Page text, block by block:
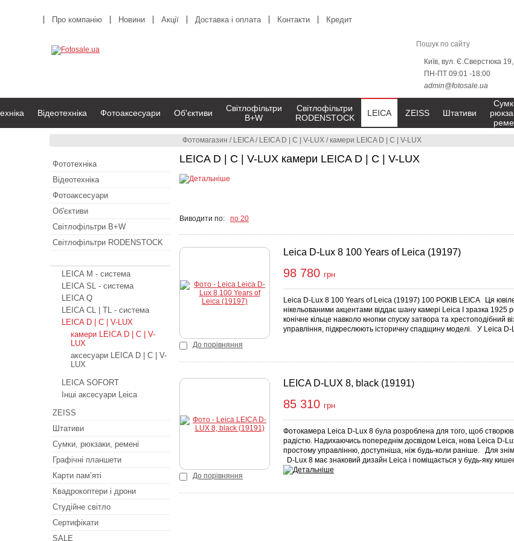
Фотомагазин / LEICA / LEICA D | C | V-LUX /камери LEICA D | C | V-LUX
LEICA D | C | V-LUX камери LEICA D | C | V-LUX
Виводити по: по 20
До порівняння
Leica D-Lux 8 100 Years of Leica (19197)
98 780 грн
Leica D-Lux 8 100 Years of Leica (19197) 100 РОКІВ LEICA Ця
нікельованими акцентами віддає шану камері Leica I зразка 1925
конічне кільце навколо кнопки спуску затвора та хрестоподібний
управління, підкреслюють історичну спадщину моделі. У Leica
До порівняння
LEICA D-LUX 8, black (19191)
85 310 грн
Фотокамера Leica D-Lux 8 була розроблена для того, щоб
радістю. Надихаючись попереднім досвідом Leica, нова Leica D-
простому управлінню, доступніша, ніж будь-коли раніше. Для
D-Lux 8 має знаковий дизайн Leica і поміщається у будь-яку
Про компанію Новини Акції Доставка і оплата Контакти Кредит
Київ, вул. Є.Сверстюка
ПН-ПТ 09:01 -18:00
admin@fotosale.ua
Відеотехніка Фотоаксесуари Об'єктиви
Світлофільтри
B+W
Світлофільтри
RODENSTOCK
LEICA ZEISS Штативи
Фототехніка
Відеотехніка
Фотоаксесуари
Об'єктиви
Світлофільтри B+W
Світлофільтри RODENSTOCK
LEICA M - система
LEICA SL - система
LEICA Q
LEICA CL | TL - система
LEICA D | C | V-LUX
камери LEICA D | C | V-
LUX
аксесуари LEICA D | C | V-
LUX
LEICA SOFORT
Інші аксесуари Leica
ZEISS
Штативи
Сумки, рюкзаки, ремені
Графічні планшети
Карти пам’яті
Квадрокоптери і дрони
Студійне світло
Сертифікати
SALE